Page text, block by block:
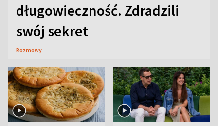
długowieczność. Zdradzili
swój sekret
Rozmowy